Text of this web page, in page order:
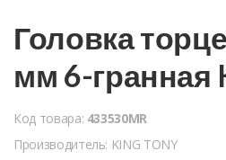
Головка
мм 6-гранная
Код товара: 433530MR
Производитель: KING TONY